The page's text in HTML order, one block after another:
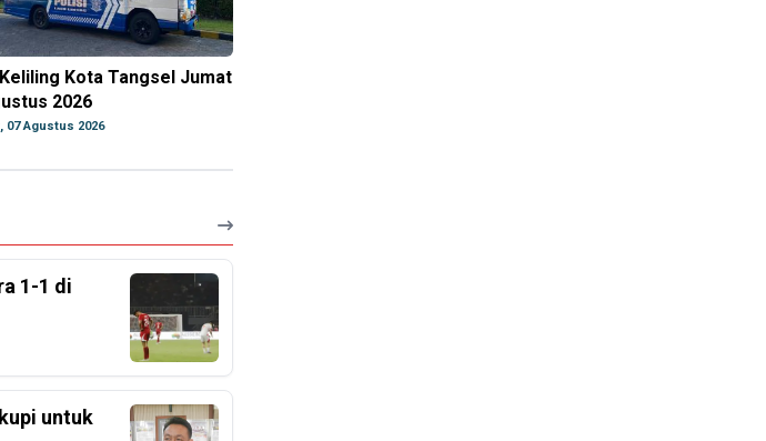
Kota Tangsel Jumat
2026
07 Agustus 2026
1-1 di
untuk